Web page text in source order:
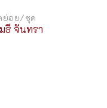
ย่อย/ชุด
ธี จันทรา